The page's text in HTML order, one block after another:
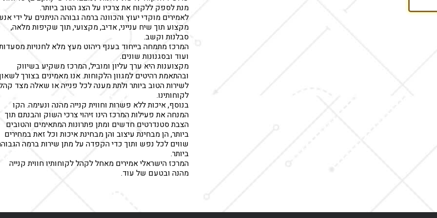
מנת לספק ללקוח את צרכיו על הצג הטוב ביותר.
לאמירים מוקדי יעוץ והכוונה ברמה גבוהה הניתנים על ידי
מקצוע תוך שיח ענייני, אדיב, מקצועי, תוך שקיפות מלאה,
סבלנות וקשב.
המרכז מתמחה בייחוד בענף ריהוט מעץ מלא לחנויות
ועוד ובסגנונות שונים.
מקצוענות היא ערך עליון ומוביל, המרכז משקיע בשיווק
ובהתאמת רהיטים למגוון הלקוחות. אנו מאמינים בצורך
לשירות הטוב ביותר ולתת מענה לכל פנייה או שאלה מצד
לקוחותינו.
בנוסף, איכות ללא פשרות וחווית קנייה מהנה ונעימה. הקו
המנחה את פעילות המרכז הינו זיהוי צרכי השוק והבנתם תוך
הצבת סטנדרטים חדשים ומתן פתרונות המתאימים והטובים
ביותר, הן מבחינת עיצוב והן מבחינת איכות וכל זאת במחירים
שווים לכל נפש ותוך כדי הקפדה על מתן שירות ברמה
ביותר.
המרכז הישראלי אמירים מאחל לקהל לקוחותיו חווית קנייה
מהנה ובטעם של עוד.